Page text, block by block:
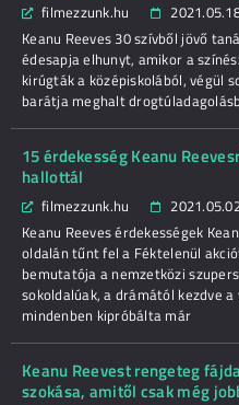
filmezzunk.hu
Keanu Reeves 30 szívből jövő
édesapja elhunyt, amikor a
kirúgták a középiskolából, végül
barátja meghalt
15 érdekesség Keanu
hallottál
filmezzunk.hu
Keanu Reeves érdekességek
oldalán tűnt fel a Féktelenül
bemutatója a nemzetközi
sokoldalúak, a drámától kezdve
mindenben kipróbálta már
Keanu Reevest rengeteg
szokása, amitől csak még